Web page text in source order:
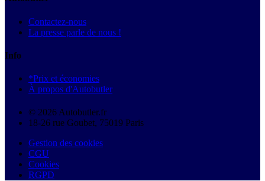
Contactez-nous
La presse parle de nous !
Info
*Prix et économies
À propos d'Autobutler
© 2026 Autobutler.fr
18-26 rue Goubet, 75019 Paris
Gestion des cookies
CGU
Cookies
RGPD